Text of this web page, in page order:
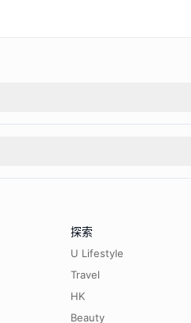
探索
U Lifestyle
Travel
HK
Beauty